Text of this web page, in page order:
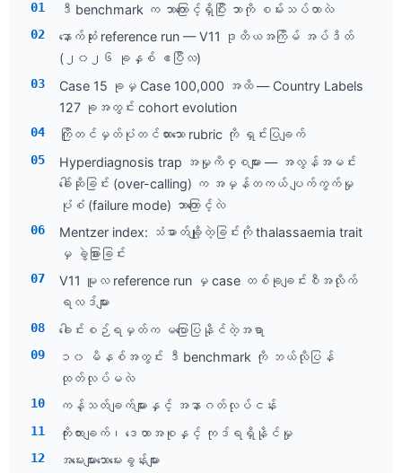
ဒီ benchmark က ဘာကြောင့်ရှိပြီး ဘာကို စမ်းသပ်တာလဲ
နောက်ဆုံး reference run — V11 ဒုတိယအကြိမ် အပ်ဒိတ်
(၂၀၂၆ ခုနှစ် ဧပြီလ)
Case 15 ခုမှ Case 100,000 အထိ — Country Labels
127 ခုအတွင်း cohort evolution
ကြိုတင်မှတ်ပုံတင်ထားသော rubric ကို ရှင်းပြချက်
Hyperdiagnosis trap အမှုကိစ္စများ — အလွန်အမင်း
ခေါ်ဆိုခြင်း (over-calling) က အမှန်တကယ် ပျက်ကွက်မှု
ပုံစံ (failure mode) ဘာကြောင့်လဲ
Mentzer index: သံဓာတ်ချို့တဲ့ခြင်းကို thalassaemia trait
မှ ခွဲခြားခြင်း
V11 မူလ reference run မှ case တစ်ခုချင်းစီအလိုက်
ရလဒ်များ
ခေါင်းစဉ်ရမှတ်က မပြောပြနိုင်တဲ့အရာ
၁၀ မိနစ်အတွင်း ဒီ benchmark ကို ဘယ်လိုပြန်
ထုတ်လုပ်မလဲ
ကန့်သတ်ချက်များနှင့် အနာဂတ်လုပ်ငန်း
ကိုးကားချက်၊ ဒေတာအစုနှင့် ကုဒ်ရရှိနိုင်မှု
အမေးများသောမေးခွန်းများ